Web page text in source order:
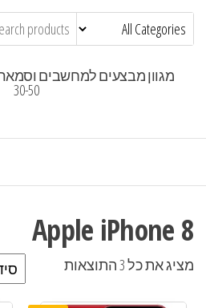
30-50
Apple iPhone 8
מציג את כל 3 התוצאות